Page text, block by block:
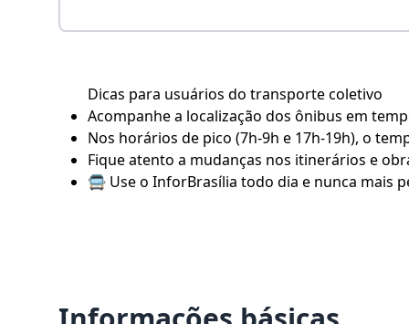
Dicas para usuários do transporte coletivo
Acompanhe a localização dos ônibus em
Nos horários de pico (7h-9h e 17h-19h), o
Fique atento a mudanças nos itinerários e
🚍 Use o InforBrasília todo dia e nunca mais